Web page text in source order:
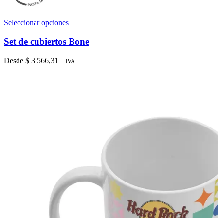
Seleccionar opcionesEste
tiene
múltiples
variantes.
Las
Set de cubiertos Bone
Desde $ 3.566,31 + IVA